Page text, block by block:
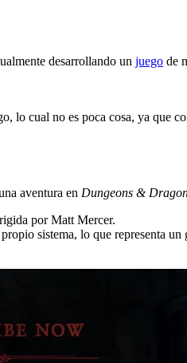
desarrollando un juego de
cual no es poca cosa, ya que
aventura en Dungeons &
por Matt Mercer.
sistema, lo que representa